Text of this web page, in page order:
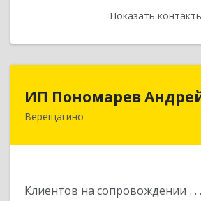
ПоказатьНазад
ИП Пономарев
Верещагино
Клиентов на сопровождении
ИП Пономарев
617120, Пермский край,